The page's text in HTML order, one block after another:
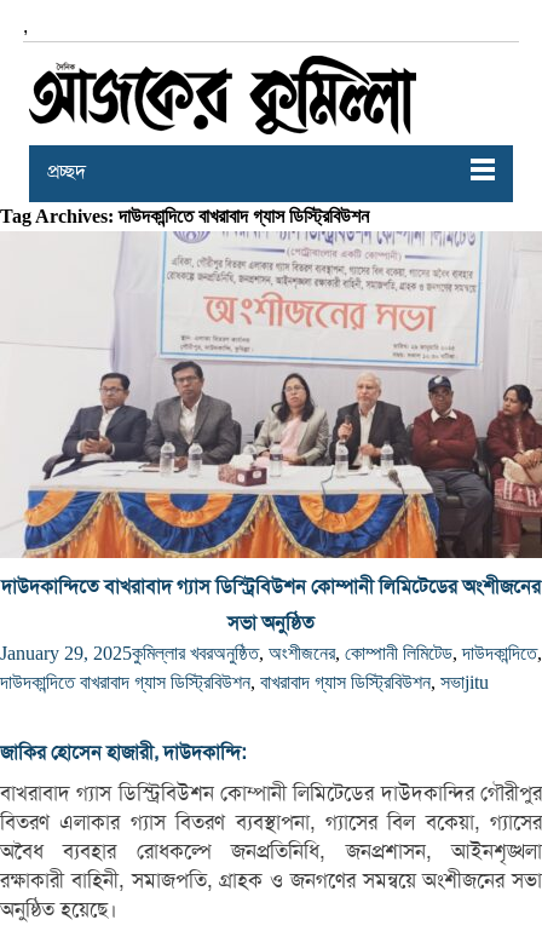
,
প্রচ্ছদ
Tag Archives: দাউদকান্দিতে বাখরাবাদ গ্যাস ডিস্ট্রিবিউশন
দাউদকান্দিতে বাখরাবাদ গ্যাস ডিস্ট্রিবিউশন কোম্পানী লিমিটেডের অংশীজনের
সভা অনুষ্ঠিত
January 29, 2025কুমিল্লার খবরঅনুষ্ঠিত, অংশীজনের, কোম্পানী লিমিটেড,দাউদকান্দিতে,
দাউদকান্দিতে বাখরাবাদ গ্যাস ডিস্ট্রিবিউশন, বাখরাবাদ গ্যাস ডিস্ট্রিবিউশন, সভাjitu
জাকির হোসেন হাজারী, দাউদকান্দি:
বাখরাবাদ গ্যাস ডিস্ট্রিবিউশন কোম্পানী লিমিটেডের দাউদকান্দির গৌরীপুর
বিতরণ এলাকার গ্যাস বিতরণ ব্যবস্থাপনা, গ্যাসের বিল বকেয়া, গ্যাসের
অবৈধ ব্যবহার রোধকল্পে জনপ্রতিনিধি, জনপ্রশাসন, আইনশৃঙ্খলা
রক্ষাকারী বাহিনী, সমাজপতি, গ্রাহক ও জনগণের সমন্বয়ে অংশীজনের সভা
অনুষ্ঠিত হয়েছে।